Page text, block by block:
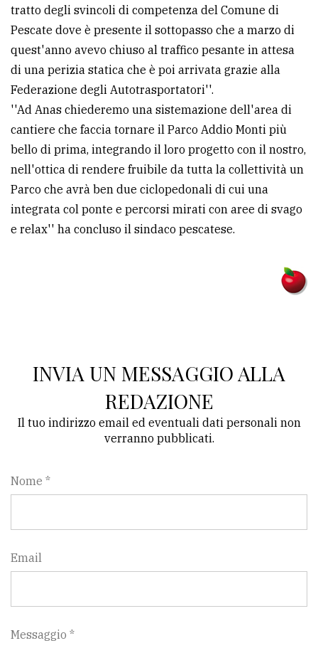
tratto degli svincoli di competenza del Comune di
Pescate dove è presente il sottopasso che a marzo di
quest'anno avevo chiuso al traffico pesante in attesa
di una perizia statica che è poi arrivata grazie alla
Federazione degli Autotrasportatori''.
''Ad Anas chiederemo una sistemazione dell'area di
cantiere che faccia tornare il Parco Addio Monti più
bello di prima, integrando il loro progetto con il nostro,
nell'ottica di rendere fruibile da tutta la collettività un
Parco che avrà ben due ciclopedonali di cui una
integrata col ponte e percorsi mirati con aree di svago
e relax'' ha concluso il sindaco pescatese.
INVIA UN MESSAGGIO ALLA
REDAZIONE
Il tuo indirizzo email ed eventuali dati personali non
verranno pubblicati.
Nome *
Email
Messaggio *